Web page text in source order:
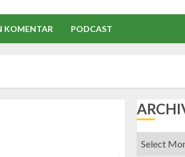
KOMENTAR PODCAST
Archives